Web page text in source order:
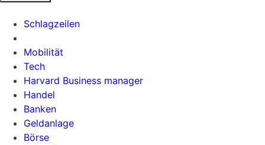
Schlagzeilen
Mobilität
Tech
Harvard Business manager
Handel
Banken
Geldanlage
Börse